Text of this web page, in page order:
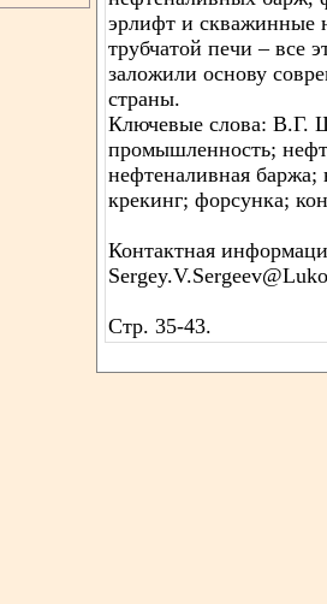
эрлифт и скважинные
трубчатой печи – все
заложили основу
страны.
Ключевые слова: В.Г.
промышленность;
нефтеналивная баржа;
крекинг; форсунка;
Контактная
Стр. 35-43.